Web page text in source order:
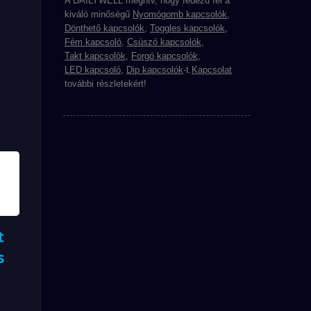
kiváló minőségű Nyomógomb kapcsolók,
Dönthető kapcsolók, Toggles kapcsolók,
Fém kapcsoló, Csúszó kapcsolók,
Takt kapcsolók, Forgó kapcsolók,
LED kapcsoló, Dip kapcsolók-t. Kapcsolat
további részletekért!